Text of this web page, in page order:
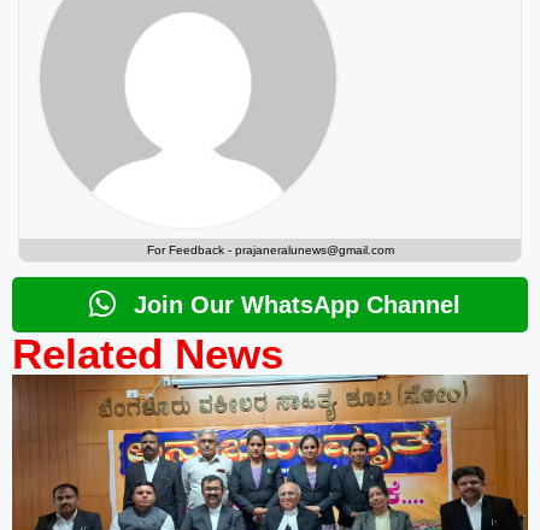
For Feedback - prajaneralunews@gmail.com
Join Our WhatsApp Channel
Related News